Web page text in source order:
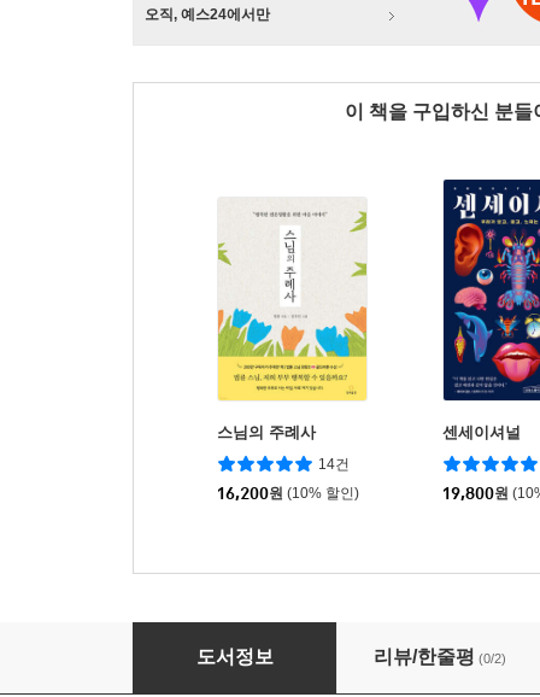
오직, 예스24에서만
이 책을 구입하신 분
스님의 주례사
14건
16,200원 (10% 할인)
센세이셔널
19,800원
분별이 반가울 때가 해탈이다 : 백성욱 박사 법
도서정보 리뷰/한줄평 (0/2)